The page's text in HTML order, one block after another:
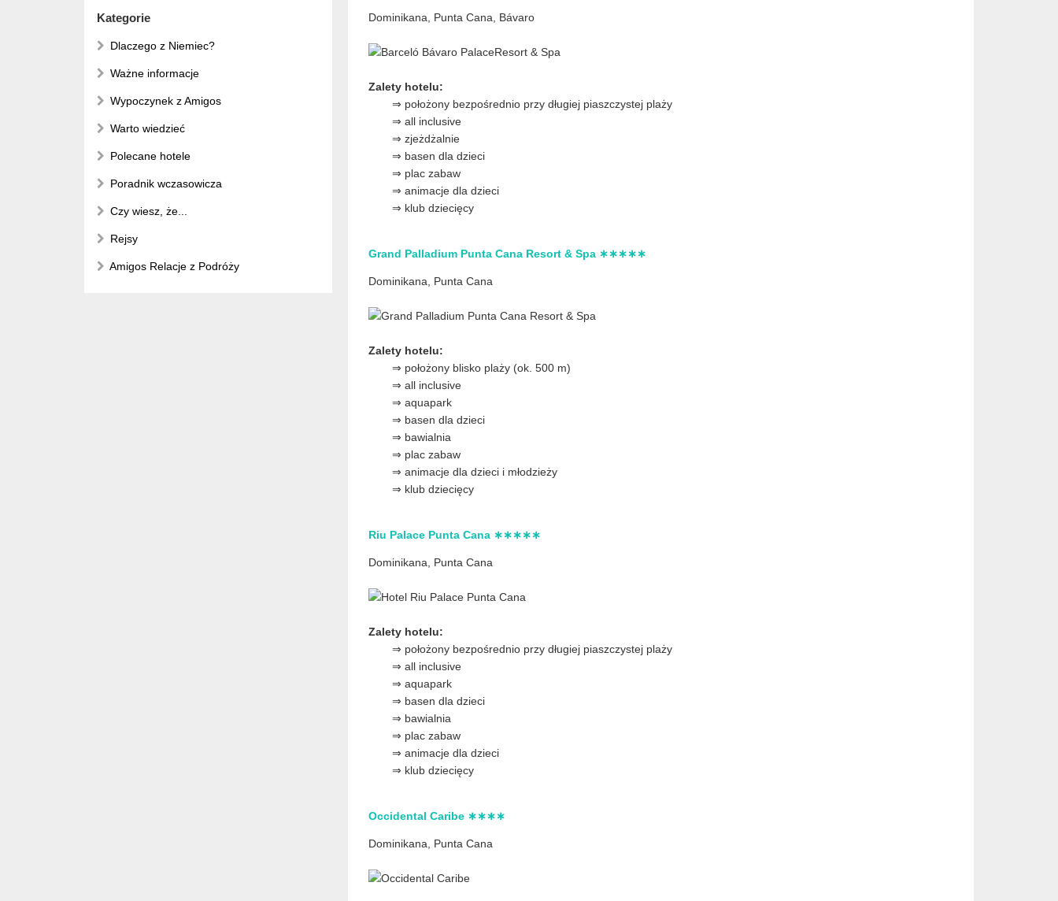
Dominikana, Punta Cana, Bávaro
Zalety hotelu:
⇒ położony bezpośrednio przy długiej piaszczystej plaży
⇒ all inclusive
⇒ zjeżdżalnie
⇒ basen dla dzieci
⇒ plac zabaw
⇒ animacje dla dzieci
⇒ klub dziecięcy
Grand Palladium Punta Cana Resort & Spa ∗∗∗∗∗
Dominikana, Punta Cana
Zalety hotelu:
⇒ położony blisko plaży (ok. 500 m)
⇒ all inclusive
⇒ aquapark
⇒ basen dla dzieci
⇒ bawialnia
⇒ plac zabaw
⇒ animacje dla dzieci i młodzieży
⇒ klub dziecięcy
Riu Palace Punta Cana ∗∗∗∗∗
Dominikana, Punta Cana
Zalety hotelu:
⇒ położony bezpośrednio przy długiej piaszczystej plaży
⇒ all inclusive
⇒ aquapark
⇒ basen dla dzieci
⇒ bawialnia
⇒ plac zabaw
⇒ animacje dla dzieci
⇒ klub dziecięcy
Occidental Caribe ∗∗∗∗
Dominikana, Punta Cana
Kategorie
Dlaczego z Niemiec?
Ważne informacje
Wypoczynek z Amigos
Warto wiedzieć
Polecane hotele
Poradnik wczasowicza
Czy wiesz, że...
Rejsy
Amigos Relacje z Podróży